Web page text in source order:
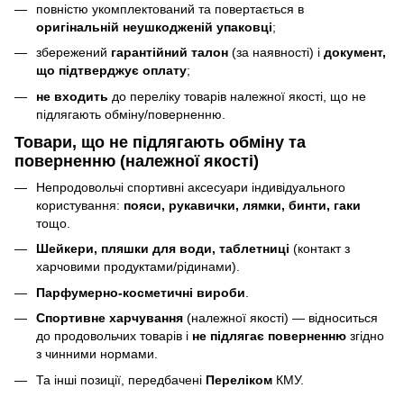
повністю укомплектований та повертається в
оригінальній неушкодженій упаковці;
збережений гарантійний талон (за наявності) і документ,
що підтверджує оплату;
не входить до переліку товарів належної якості, що не
підлягають обміну/поверненню.
Товари, що не підлягають обміну та
поверненню (належної якості)
Непродовольчі спортивні аксесуари індивідуального
користування: пояси, рукавички, лямки, бинти, гаки
тощо.
Шейкери, пляшки для води, таблетниці (контакт з
харчовими продуктами/рідинами).
Парфумерно-косметичні вироби
Спортивне харчування (належної якості) — відноситься
до продовольчих товарів і не підлягає поверненню згідно
з чинними нормами.
Та інші позиції, передбачені Переліком КМУ.